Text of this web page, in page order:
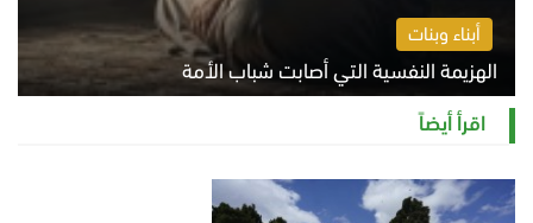
أبناء وبنات
الهزيمة النفسية التي أصابت شباب الأمة
الخميس 6 أغسطس 2026 11:12 ص
اقرأ أيضاً